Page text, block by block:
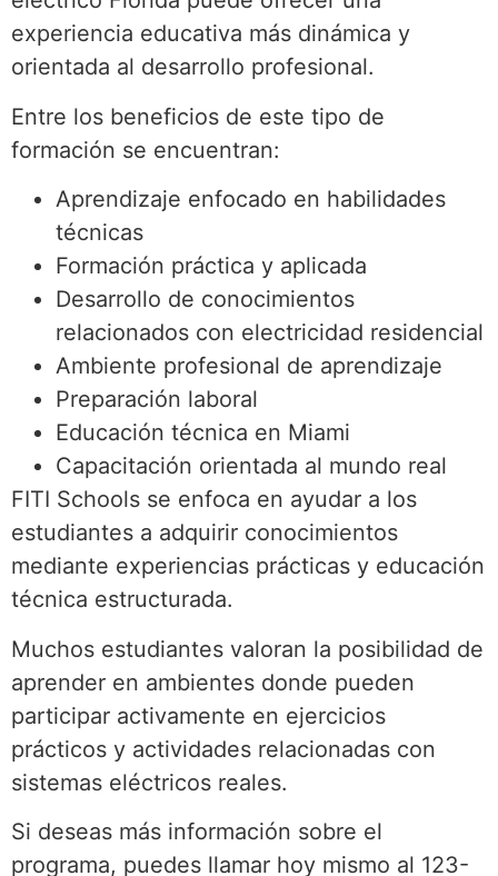
experiencia educativa más dinámica y
orientada al desarrollo profesional.
Entre los beneficios de este tipo de
formación se encuentran:
Aprendizaje enfocado en habilidades
técnicas
Formación práctica y aplicada
Desarrollo de conocimientos
relacionados con electricidad residencial
Ambiente profesional de aprendizaje
Preparación laboral
Educación técnica en Miami
Capacitación orientada al mundo real
FITI Schools se enfoca en ayudar a los
estudiantes a adquirir conocimientos
mediante experiencias prácticas y educación
técnica estructurada.
Muchos estudiantes valoran la posibilidad de
aprender en ambientes donde pueden
participar activamente en ejercicios
prácticos y actividades relacionadas con
sistemas eléctricos reales.
Si deseas más información sobre el
programa, puedes llamar hoy mismo al 123-